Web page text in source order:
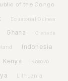
of the Congo
Equatorial Guinea
Ghana Grenada
Indonesia
Kenya Kosovo
Lithuania